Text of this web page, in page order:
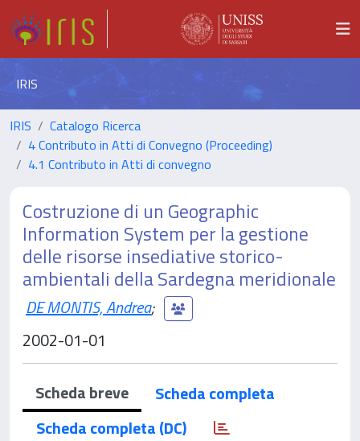
IRIS
IRIS
Catalogo Ricerca
4 Contributo in Atti di Convegno (Proceeding)
4.1 Contributo in Atti di convegno
Costruzione di un Geographic
Information System per la gestione
delle risorse insediative storico-
ambientali della Sardegna meridionale
DE MONTIS, Andrea;
2002-01-01
Scheda breve
Scheda completa
Scheda completa (DC)